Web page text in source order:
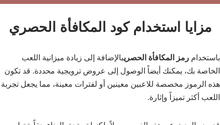
مزايا استخدام كود المكافأة الحصري
باستخدام رمز المكافأة الحصريبالإضافة إلى زيادة ميزانية اللعب
الخاصة بك، يمكنك أيضاً الوصول إلى عروض ترويجية محددة. قد تكون
هذه الرموز مخصصة للاعبين معينين أو لفترات معينة، مما يجعل تجربة
اللعب أكثر تميزاً وإثارة.